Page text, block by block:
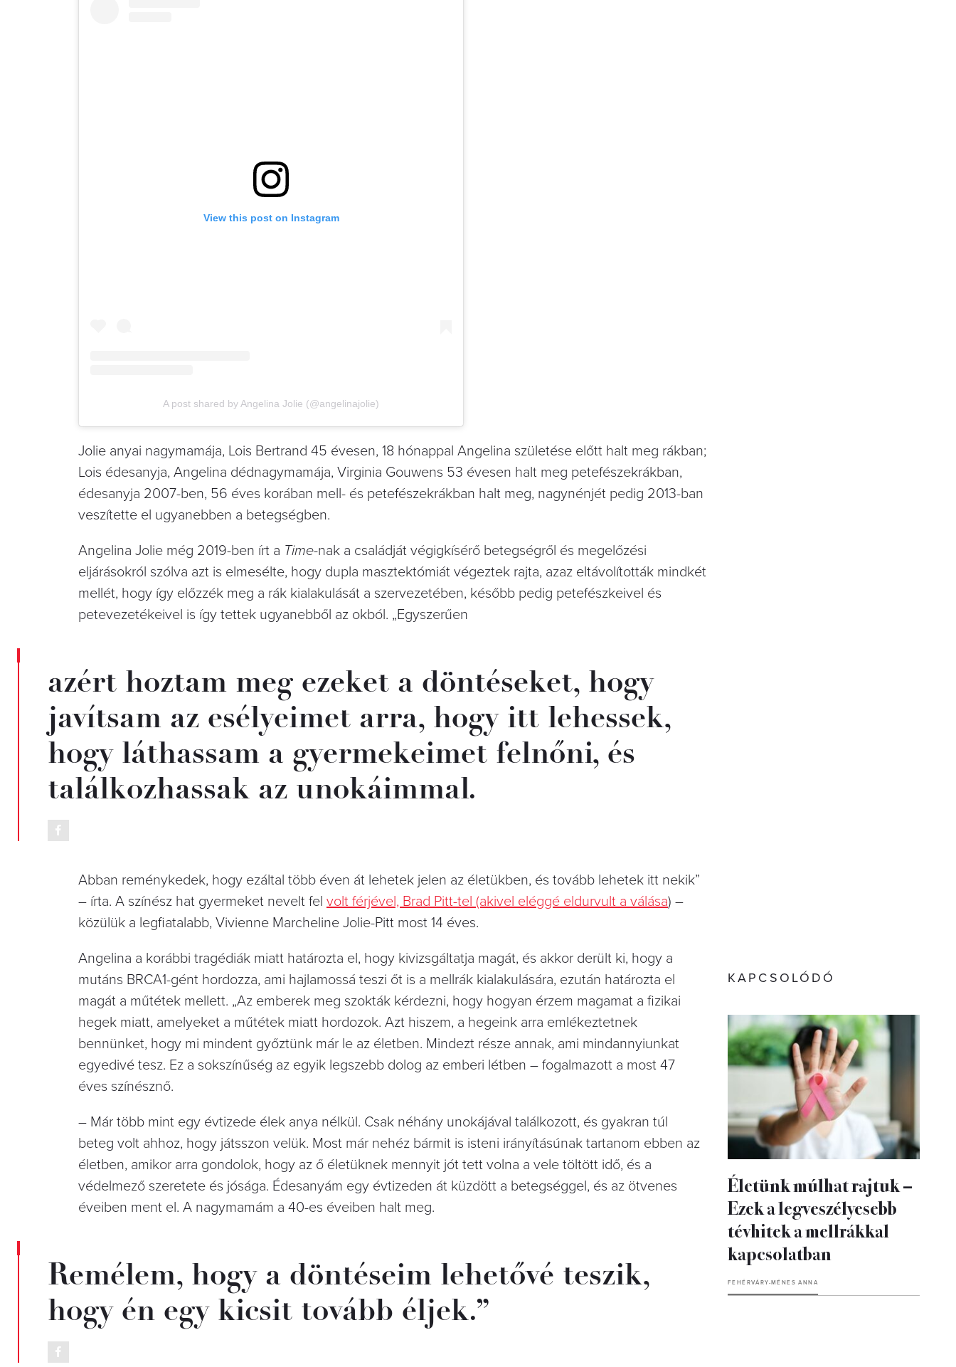
View this post on Instagram
A post shared by Angelina Jolie (@angelinajolie)
Jolie anyai nagymamája, Lois Bertrand 45 évesen, 18 hónappal Angelina születése előtt halt meg rákban;
Lois édesanyja, Angelina dédnagymamája, Virginia Gouwens 53 évesen halt meg petefészekrákban,
édesanyja 2007-ben, 56 éves korában mell- és petefészekrákban halt meg, nagynénjét pedig 2013-ban
veszítette el ugyanebben a betegségben.
Angelina Jolie még 2019-ben írt a Time-nak a családját végigkísérő betegségről és megelőzési
eljárásokról szólva azt is elmesélte, hogy dupla masztektómiát végeztek rajta, azaz eltávolították mindkét
mellét, hogy így előzzék meg a rák kialakulását a szervezetében, később pedig petefészkeivel és
petevezetékeivel is így tettek ugyanebből az okból. „Egyszerűen
azért hoztam meg ezeket a döntéseket, hogy
javítsam az esélyeimet arra, hogy itt lehessek,
hogy láthassam a gyermekeimet felnőni, és
találkozhassak az unokáimmal.
Abban reménykedek, hogy ezáltal több éven át lehetek jelen az életükben, és tovább lehetek itt nekik”
– írta. A színész hat gyermeket nevelt fel volt férjével, Brad Pitt-tel (akivel eléggé eldurvult a válása) –
közülük a legfiatalabb, Vivienne Marcheline Jolie-Pitt most 14 éves.
KAPCSOLÓDÓ
Életünk múlhat rajtuk –
Ezek a legveszélyesebb
tévhitek a mellrákkal
kapcsolatban
FEHÉRVÁRY-MÉNES ANNA
Angelina a korábbi tragédiák miatt határozta el, hogy kivizsgáltatja magát, és akkor derült ki, hogy a
mutáns BRCA1-gént hordozza, ami hajlamossá teszi őt is a mellrák kialakulására, ezután határozta el
magát a műtétek mellett. „Az emberek meg szokták kérdezni, hogy hogyan érzem magamat a fizikai
hegek miatt, amelyeket a műtétek miatt hordozok. Azt hiszem, a hegeink arra emlékeztetnek
bennünket, hogy mi mindent győztünk már le az életben. Mindezt része annak, ami mindannyiunkat
egyedivé tesz. Ez a sokszínűség az egyik legszebb dolog az emberi létben – fogalmazott a most 47
éves színésznő.
– Már több mint egy évtizede élek anya nélkül. Csak néhány unokájával találkozott, és gyakran túl
beteg volt ahhoz, hogy játsszon velük. Most már nehéz bármit is isteni irányításúnak tartanom ebben az
életben, amikor arra gondolok, hogy az ő életüknek mennyit jót tett volna a vele töltött idő, és a
védelmező szeretete és jósága. Édesanyám egy évtizeden át küzdött a betegséggel, és az ötvenes
éveiben ment el. A nagymamám a 40-es éveiben halt meg.
Remélem, hogy a döntéseim lehetővé teszik,
hogy én egy kicsit tovább éljek.”